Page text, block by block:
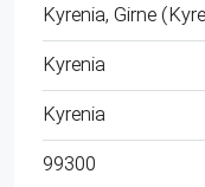
Kyrenia, Girne
Kyrenia
Kyrenia
99300